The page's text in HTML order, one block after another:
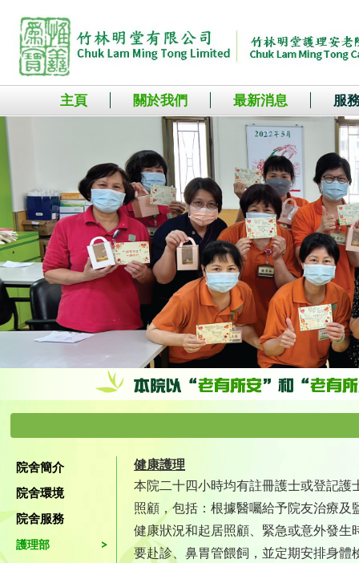
主頁 關於我們 最新消息 服
院舍簡介
院舍環境
院舍服務
護理部
健康護理
本院二十四小時均有註冊護士或登記護
照顧，包括：根據醫囑給予院友治療及
健康狀況和起居照顧、緊急或意外發生
要赴診、鼻胃管餵飼，並定期安排身體